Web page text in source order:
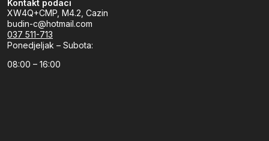
Kontakt podaci
XW4Q+CMP, M4.2, Cazin
budin-c@hotmail.com
037 511-713
Ponedjeljak – Subota:
08:00 – 16:00